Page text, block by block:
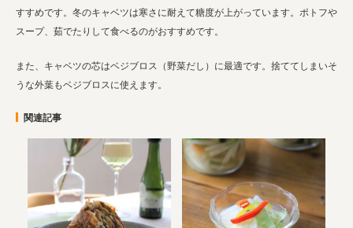
すすめです。冬のキャベツは寒さに耐えて糖度が上がっています。ポトフや
スープ、茹でたりして食べるのがおすすめです。
また、キャベツの芯はベジブロス（野菜だし）に最適です。捨ててしまいそ
うな外葉もベジブロスに使えます。
関連記事